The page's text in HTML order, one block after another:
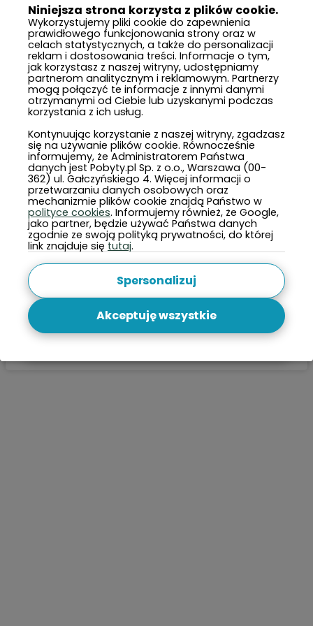
Cena za noc od:2 000 zł
Bursztynowe Osiedle
Jantar, ul. Rybacka 10 A-F
plac zabaw
teren ogrodzony
Zobacz
Niniejsza strona korzysta z plików cookie.
Wykorzystujemy pliki cookie do zapewnienia
prawidłowego funkcjonowania strony oraz w
celach statystycznych, a także do personalizacji
reklam i dostosowania treści. Informacje o tym,
jak korzystasz z naszej witryny, udostępniamy
partnerom analitycznym i reklamowym. Partnerzy
mogą połączyć te informacje z innymi danymi
otrzymanymi od Ciebie lub uzyskanymi podczas
korzystania z ich usług.
Kontynuując korzystanie z naszej witryny, zgadzasz
się na używanie plików cookie. Równocześnie
informujemy, że Administratorem Państwa
danych jest Pobyty.pl Sp. z o.o., Warszawa (00-
362) ul. Gałczyńskiego 4. Więcej informacji o
przetwarzaniu danych osobowych oraz
mechanizmie plików cookie znajdą Państwo w
polityce cookies. Informujemy również, że Google,
jako partner, będzie używać Państwa danych
zgodnie ze swoją polityką prywatności, do której
link znajduje siętutaj.
Spersonalizuj
Akceptuję wszystkie